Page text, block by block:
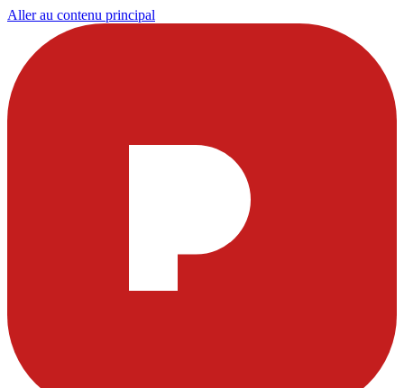
Aller au contenu principal